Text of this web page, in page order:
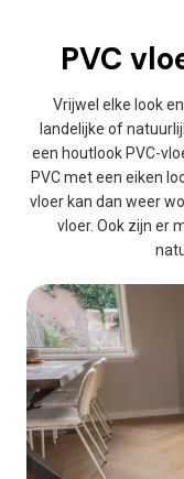
PVC
Vrijwel elke look
landelijke of
een houtlook PVC-
PVC met een eiken
vloer kan dan weer
vloer. Ook zijn er